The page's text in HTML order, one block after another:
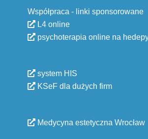
Współpraca - linki sponsorowane
L4 online
psychoterapia online na
system HIS
KSeF dla dużych firm
Medycyna estetyczna Wrocław